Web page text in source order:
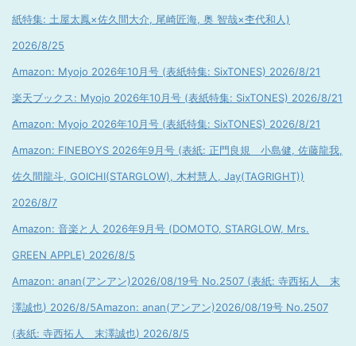
紙特集: 土屋太鳳×佐久間大介, 尾崎匠海, 奥 智哉×杢代和人)
2026/8/25
Amazon: Myojo 2026年10月号 (表紙特集: SixTONES) 2026/8/21
楽天ブックス: Myojo 2026年10月号 (表紙特集: SixTONES) 2026/8/21
Amazon: Myojo 2026年10月号 (表紙特集: SixTONES) 2026/8/21
Amazon: FINEBOYS 2026年9月号 (表紙: 正門良規 小島健, 佐藤龍我,
佐久間龍斗, GOICHI(STARGLOW), 木村慧人, Jay(TAGRIGHT))
2026/8/7
Amazon: 音楽と人 2026年9月号 (DOMOTO, STARGLOW, Mrs.
GREEN APPLE) 2026/8/5
Amazon: anan(アンアン)2026/08/19号 No.2507 (表紙: 寺西拓人 末
澤誠也) 2026/8/5Amazon: anan(アンアン)2026/08/19号 No.2507
(表紙: 寺西拓人 末澤誠也) 2026/8/5